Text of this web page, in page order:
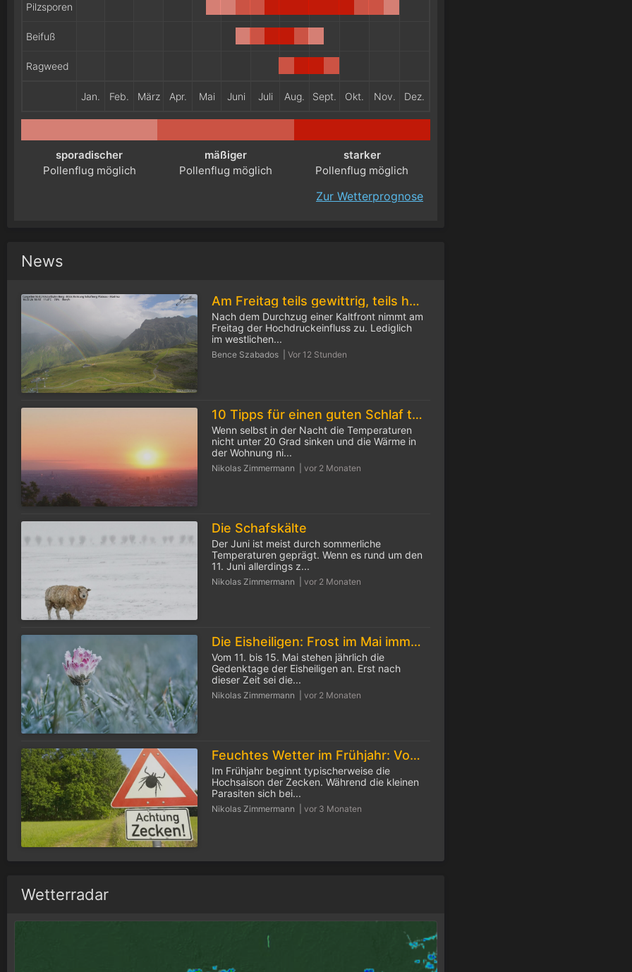
Jan. Feb. März Apr. Mai Juni Juli Aug. Sept. Okt. Nov. Dez.
Pilzsporen
Beifuß
Ragweed
sporadischer
Pollenflug möglich
mäßiger
Pollenflug möglich
starker
Pollenflug möglich
Zur Wetterprognose
News
Am Freitag teils gewittrig, teils heiß
Bence Szabados | Vor 12 Stunden
Nach dem Durchzug einer Kaltfront nimmt am
Freitag der Hochdruckeinfluss zu. Lediglich
im westlichen...
10 Tipps für einen guten Schlaf trotz Hitze
Nikolas Zimmermann | vor 2 Monaten
Wenn selbst in der Nacht die Temperaturen
nicht unter 20 Grad sinken und die Wärme in
der Wohnung ni...
Die Schafskälte
Nikolas Zimmermann | vor 2 Monaten
Der Juni ist meist durch sommerliche
Temperaturen geprägt. Wenn es rund um den
11. Juni allerdings z...
Die Eisheiligen: Frost im Mai immer seltener
Nikolas Zimmermann | vor 2 Monaten
Vom 11. bis 15. Mai stehen jährlich die
Gedenktage der Eisheiligen an. Erst nach
dieser Zeit sei die...
Feuchtes Wetter im Frühjahr: Vorsicht Zecken!
Nikolas Zimmermann | vor 3 Monaten
Im Frühjahr beginnt typischerweise die
Hochsaison der Zecken. Während die kleinen
Parasiten sich bei...
Wetterradar